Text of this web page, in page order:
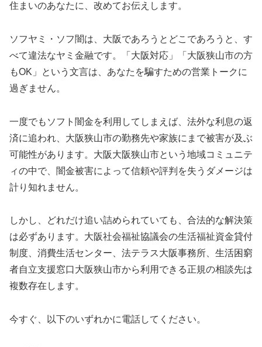
住まいのあなたに、改めてお伝えします。
ソフヤミ・ソフ闇は、大阪であろうとどこであろうと、す
べて違法なヤミ金融です。「大阪対応」「大阪狭山市の方
もOK」という文言は、あなたを騙すための営業トークに
過ぎません。
一度でもソフト闇金を利用してしまえば、法外な利息の返
済に追われ、大阪狭山市の勤務先や家族にまで被害が及ぶ
可能性があります。大阪大阪狭山市という地域コミュニテ
ィの中で、闇金被害によって信頼や評判を失うダメージは
計り知れません。
しかし、どれだけ追い詰められていても、合法的な解決策
は必ずあります。大阪社会福祉協議会の生活福祉資金貸付
制度、消費生活センター、法テラス大阪事務所、生活困窮
者自立支援窓口大阪狭山市から利用できる正規の相談先は
複数存在します。
今すぐ、以下のいずれかに電話してください。